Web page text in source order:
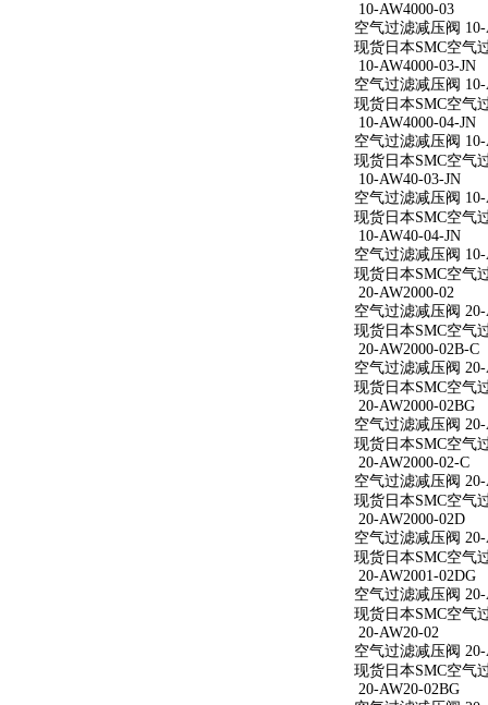
10-AW4000-03
空气过滤减压阀 10-
现货日本SMC空气
10-AW4000-03-JN
空气过滤减压阀 10-
现货日本SMC空气
10-AW4000-04-JN
空气过滤减压阀 10-
现货日本SMC空气
10-AW40-03-JN
空气过滤减压阀 10-
现货日本SMC空气
10-AW40-04-JN
空气过滤减压阀 10-
现货日本SMC空气
20-AW2000-02
空气过滤减压阀 20-
现货日本SMC空气
20-AW2000-02B-C
空气过滤减压阀 20-
现货日本SMC空气
20-AW2000-02BG
空气过滤减压阀 20-
现货日本SMC空气
20-AW2000-02-C
空气过滤减压阀 20-
现货日本SMC空气
20-AW2000-02D
空气过滤减压阀 20-
现货日本SMC空气
20-AW2001-02DG
空气过滤减压阀 20-
现货日本SMC空气
20-AW20-02
空气过滤减压阀 20-
现货日本SMC空气
20-AW20-02BG